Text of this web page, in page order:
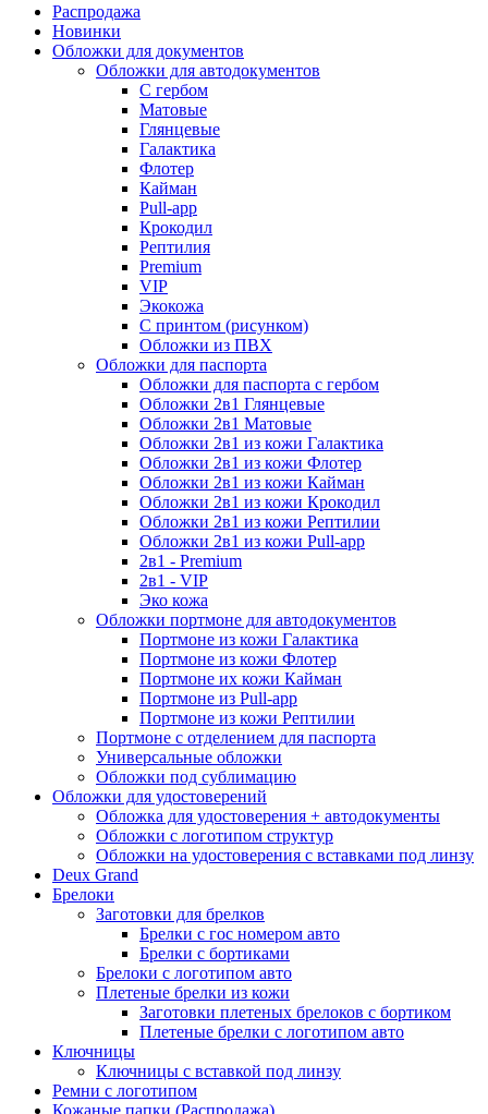
Распродажа
Новинки
Обложки для документов
Обложки для автодокументов
С гербом
Матовые
Глянцевые
Галактика
Флотер
Кайман
Pull-app
Крокодил
Рептилия
Premium
VIP
Экокожа
С принтом (рисунком)
Обложки из ПВХ
Обложки для паспорта
Обложки для паспорта с гербом
Обложки 2в1 Глянцевые
Обложки 2в1 Матовые
Обложки 2в1 из кожи Галактика
Обложки 2в1 из кожи Флотер
Обложки 2в1 из кожи Кайман
Обложки 2в1 из кожи Крокодил
Обложки 2в1 из кожи Рептилии
Обложки 2в1 из кожи Pull-app
2в1 - Premium
2в1 - VIP
Эко кожа
Обложки портмоне для автодокументов
Портмоне из кожи Галактика
Портмоне из кожи Флотер
Портмоне их кожи Кайман
Портмоне из Pull-app
Портмоне из кожи Рептилии
Портмоне с отделением для паспорта
Универсальные обложки
Обложки под сублимацию
Обложки для удостоверений
Обложка для удостоверения + автодокументы
Обложки с логотипом структур
Обложки на удостоверения с вставками под линзу
Deux Grand
Брелоки
Заготовки для брелков
Брелки с гос номером авто
Брелки с бортиками
Брелоки с логотипом авто
Плетеные брелки из кожи
Заготовки плетеных брелоков с бортиком
Плетеные брелки с логотипом авто
Ключницы
Ключницы с вставкой под линзу
Ремни с логотипом
Кожаные папки (Распродажа)